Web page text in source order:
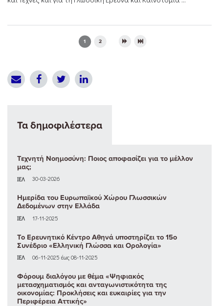
1 2
Τα δημοφιλέστερα
Τεχνητή Νοημοσύνη: Ποιος αποφασίζει για το μέλλον
μας;
ΙΕΛ 30-03-2026
Ημερίδα του Ευρωπαϊκού Χώρου Γλωσσικών
Δεδομένων στην Ελλάδα
ΙΕΛ 17-11-2025
Το Ερευνητικό Κέντρο Αθηνά υποστηρίζει το 15ο
Συνέδριο «Ελληνική Γλώσσα και Ορολογία»
ΙΕΛ 06-11-2025 έως 08-11-2025
Φόρουμ διαλόγου με θέμα «Ψηφιακός
μετασχηματισμός και ανταγωνιστικότητα της
οικονομίας: Προκλήσεις και ευκαιρίες για την
Περιφέρεια Αττικής»